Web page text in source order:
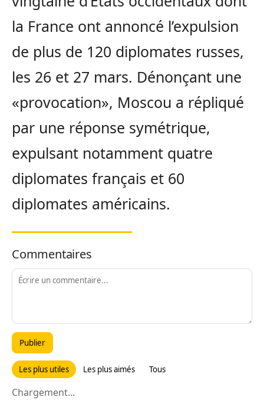
la France ont annoncé l’expulsion
de plus de 120 diplomates russes,
les 26 et 27 mars. Dénonçant une
«provocation», Moscou a répliqué
par une réponse symétrique,
expulsant notamment quatre
diplomates français et 60
diplomates américains.
Commentaires
Publier
Les plus utiles Les plus aimés Tous
Chargement...